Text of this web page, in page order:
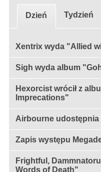
Dzień Tydzień
Xentrix wyda "Allied
Sigh wyda album
Hexorcist wrócił z
Imprecations"
Airbourne udostępnia
Zapis występu
Frightful,
Words of Death"